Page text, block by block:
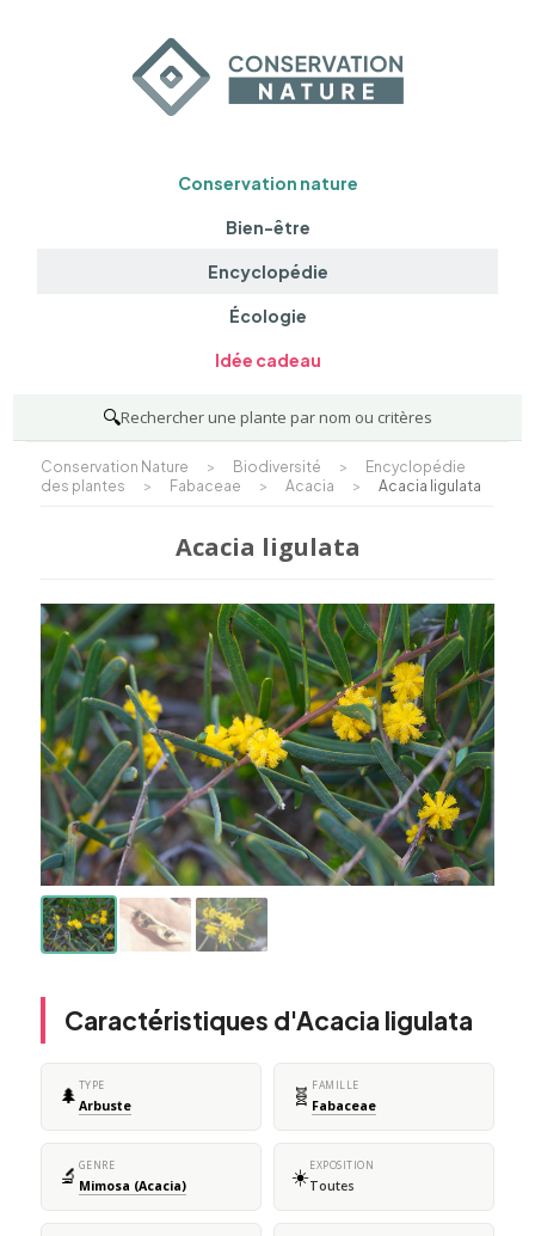
Conservation nature
Bien-être
Encyclopédie
Écologie
Idée cadeau
🔍Rechercher une plante par nom ou critères
Conservation Nature > Biodiversité >
Encyclopédie
des plantes
> Fabaceae > Acacia > Acacia ligulata
Acacia ligulata
Caractéristiques d'Acacia ligulata
🌲 TYPE
Arbuste 🧬 FAMILLE
Fabaceae
🔬 GENRE
Mimosa (Acacia) ☀️EXPOSITION
Toutes